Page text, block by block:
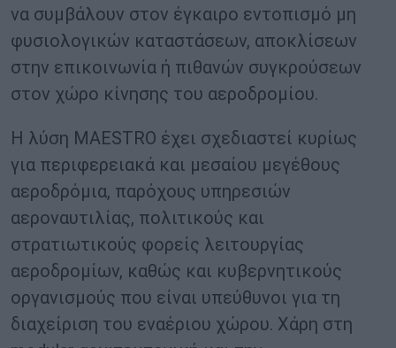
να συμβάλουν στον έγκαιρο εντοπισμό μη
φυσιολογικών καταστάσεων, αποκλίσεων
στην επικοινωνία ή πιθανών συγκρούσεων
στον χώρο κίνησης του αεροδρομίου.
Η λύση MAESTRO έχει σχεδιαστεί κυρίως
για περιφερειακά και μεσαίου μεγέθους
αεροδρόμια, παρόχους υπηρεσιών
αεροναυτιλίας, πολιτικούς και
στρατιωτικούς φορείς λειτουργίας
αεροδρομίων, καθώς και κυβερνητικούς
οργανισμούς που είναι υπεύθυνοι για τη
διαχείριση του εναέριου χώρου. Χάρη στη